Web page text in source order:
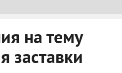
на тему
заставки